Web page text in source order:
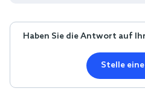
Haben Sie die Antwort auf
Stelle